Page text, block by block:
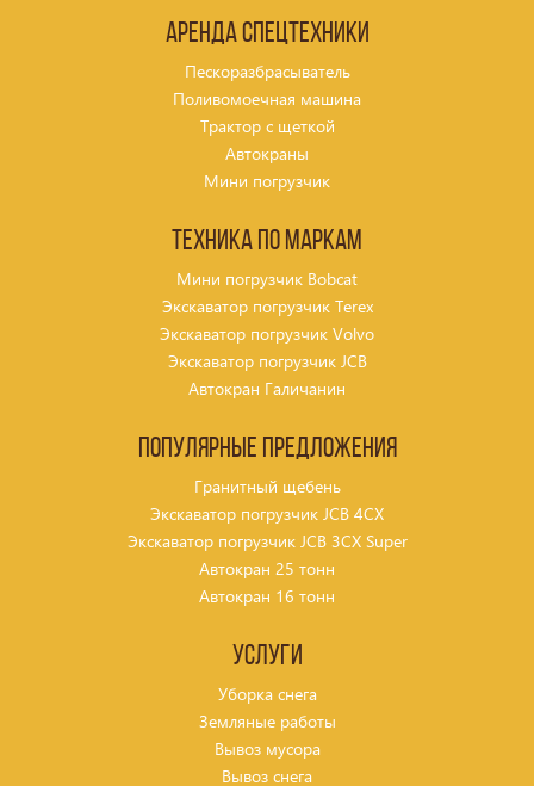
Аренда спецтехники
Пескоразбрасыватель
Поливомоечная машина
Трактор с щеткой
Автокраны
Мини погрузчик
Техника по маркам
Мини погрузчик Bobcat
Экскаватор погрузчик Terex
Экскаватор погрузчик Volvo
Экскаватор погрузчик JCB
Автокран Галичанин
Популярные предложения
Гранитный щебень
Экскаватор погрузчик JCB 4CX
Экскаватор погрузчик JCB 3CX Super
Автокран 25 тонн
Автокран 16 тонн
Услуги
Уборка снега
Земляные работы
Вывоз мусора
Вывоз снега